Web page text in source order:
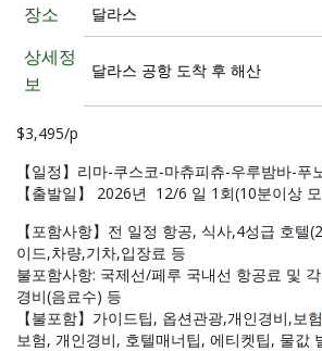
장소 달라스
상세정
보
달라스 공항 도착 후 해산
$3,495/p
【일정】리마-쿠스코-마츄피츄-우루밤바-푸
【출발일】 2026년 12/6 일 1회(10분이상
【포함사항】전 일정 항공, 식사,4성급 호텔
이드,차량,기차,입장료 등
불포함사항: 국제선/페루 국내선 항공료 및
경비(음료수) 등
【불포함】가이드팁, 옵션관광,개인경비,보험
보험, 개인경비, 호텔매너팁, 에티켓팁, 물값